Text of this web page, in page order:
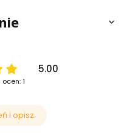
5.00
1
i opisz